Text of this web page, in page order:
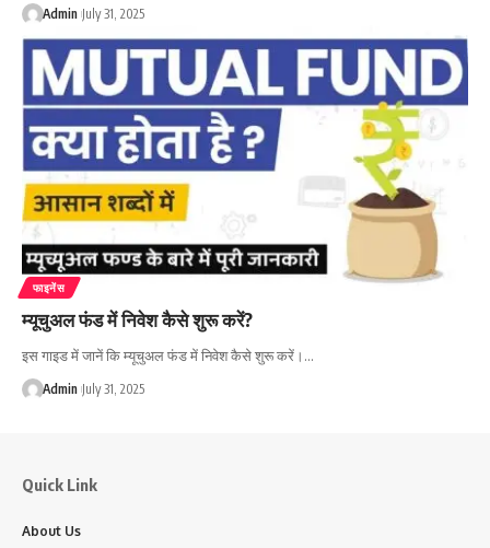
Admin July 31, 2025
फाइनेंस
म्यूचुअल फंड में निवेश कैसे शुरू करें?
इस गाइड में जानें कि म्यूचुअल फंड में निवेश कैसे शुरू करें।…
Admin July 31, 2025
Quick Link
About Us